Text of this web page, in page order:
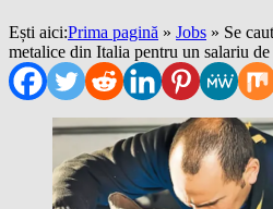
Ești aici:Prima pagină » Jobs » Se
metalice din Italia pentru un salariu